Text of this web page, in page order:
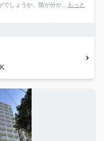
でしょうか。階が分か... もっと